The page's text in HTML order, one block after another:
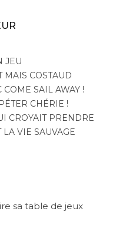
JEU
MAIS COSTAUD
SAIL AWAY !
CHÉRIE !
CROYAIT PRENDRE
VIE SAUVAGE
sa table de jeux